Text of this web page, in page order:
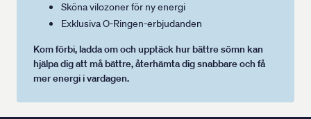
Sköna vilozoner för ny energi
Exklusiva O-Ringen-erbjudanden
Kom förbi, ladda om och upptäck hur bättre sömn kan
hjälpa dig att må bättre, återhämta dig snabbare och få
mer energi i vardagen.